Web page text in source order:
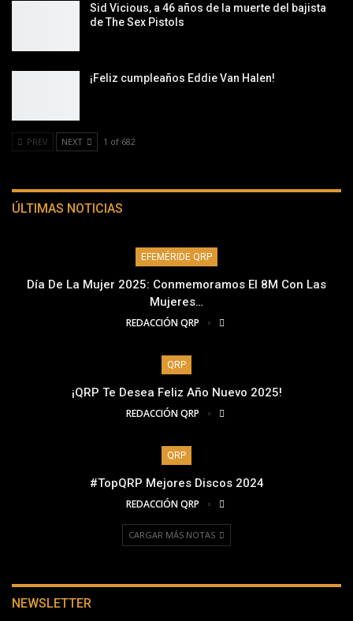
Sid Vicious, a 46 años de la muerte del bajista
de The Sex Pistols
¡Feliz cumpleaños Eddie Van Halen!
PREV NEXT 1 of 682
ÚLTIMAS NOTICIAS
EFEMÉRIDE QRP
Día De La Mujer 2025: Conmemoramos El 8M Con Las
Mujeres…
REDACCIÓN QRP
QRP
¡QRP Te Desea Feliz Año Nuevo 2025!
REDACCIÓN QRP
QRP
#TopQRP Mejores Discos 2024
REDACCIÓN QRP
CARGAR MÁS NOTAS
NEWSLETTER